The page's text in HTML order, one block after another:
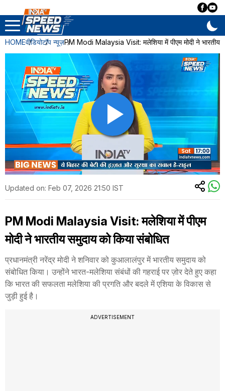
HOMEवीडियोटॉप न्यूज़PM Modi Malaysia Visit: मलेशिया में पीएम मोदी ने भारतीय
Updated on: Feb 07, 2026 21:50 IST
PM Modi Malaysia Visit: मलेशिया में पीएम
मोदी ने भारतीय समुदाय को किया संबोधित
प्रधानमंत्री नरेंद्र मोदी ने शनिवार को कुआलालंपुर में भारतीय समुदाय को
संबोधित किया। उन्होंने भारत-मलेशिया संबंधों की गहराई पर ज़ोर देते हुए कहा
कि भारत की सफलता मलेशिया की प्रगति और बदले में एशिया के विकास से
जुड़ी हुई है।
ADVERTISEMENT